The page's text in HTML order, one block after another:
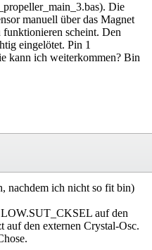
Die
manuell über das Magnet
funktionieren scheint. Den
eingelötet. Pin 1
kann ich weiterkommen? Bin
nachdem ich nicht so fit bin)
auf den
auf den externen Crystal-Osc.